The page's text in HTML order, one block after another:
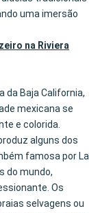
uma imersão
na Riviera
da Baja California,
mexicana se
e colorida.
alguns dos
famosa por La
do mundo,
Os
selvagens ou